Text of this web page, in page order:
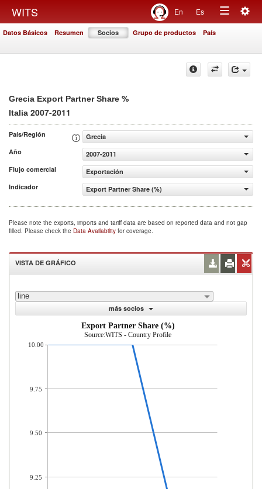
WITS En Es
Toggle
Datos Básicos Resumen Socios Grupo de productos País
Grecia Export Partner Share %
Italia 2007-2011
País/Región
Grecia
Año
2007-2011
Flujo comercial
Exportación
Indicador
Export Partner Share (%)
Please note the exports, imports and tariff data are based on reported data and not gap
filled. Please check the Data Availability for coverage.
VISTA DE GRÁFICO
line
más socios
Export Partner Share (%)
Source:WITS - Country Profile
10.00
9.75
9.50
9.25